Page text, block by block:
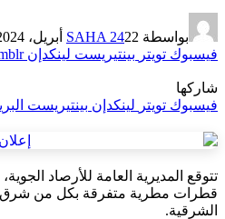
بواسطة SAHA 2422 أبريل، 2024
فيسبوك تويتر بينتيريست لينكدإن
شاركها
فيسبوك تويتر لينكدإن بينتيريست
تتوقع المديرية العامة للأرصاد
قطرات مطرية متفرقة بكل من شرق
الشرقية.